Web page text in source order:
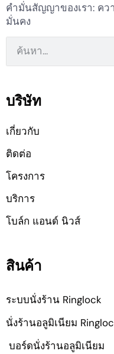
คำมั่นสัญญาของเรา: คว
มั่นคง
บริษัท
เกี่ยวกับ
ติดต่อ
โครงการ
บริการ
โบล์ก แอนด์ นิวส์
สินค้า
ระบบนั่งร้าน Ringlock
นั่งร้านอลูมิเนียม
บอร์ดนั่งร้านอลูมิเนียม